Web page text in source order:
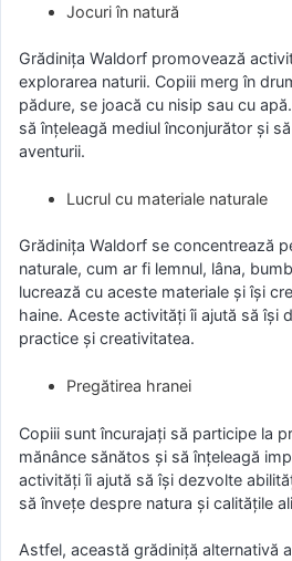
Jocuri în natură
Grădinița Waldorf promovează
explorarea naturii. Copiii merg în
pădure, se joacă cu nisip sau cu
să înțeleagă mediul înconjurător și
aventurii.
Lucrul cu materiale naturale
Grădinița Waldorf se concentrează
naturale, cum ar fi lemnul, lâna,
lucrează cu aceste materiale și își
haine. Aceste activități îi ajută să își
practice și creativitatea.
Pregătirea hranei
Copiii sunt încurajați să participe la
mănânce sănătos și să înțeleagă
activități îi ajută să își dezvolte
să învețe despre natura și calitățile
Astfel, această grădiniţă alternativă